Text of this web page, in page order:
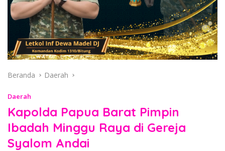
Beranda Daerah
Daerah
Kapolda Papua Barat Pimpin
Ibadah Minggu Raya di Gereja
Syalom Andai